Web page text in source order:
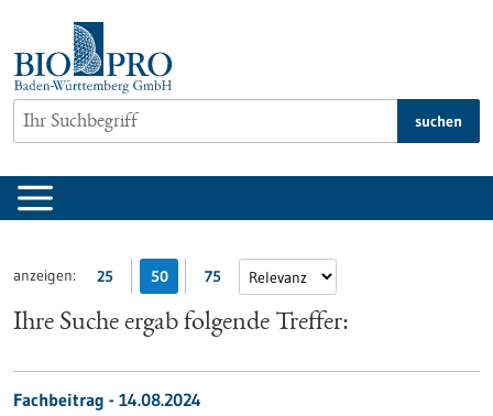
springen
suchen
anzeigen: 25 50 75
Ihre Suche ergab folgende Treffer:
Fachbeitrag - 14.08.2024